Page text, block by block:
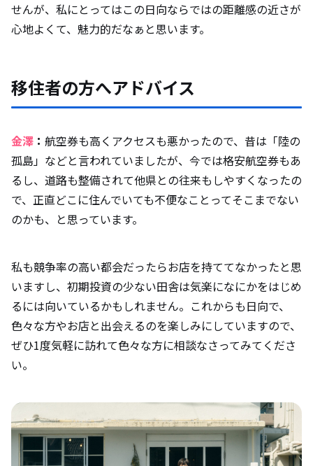
せんが、私にとってはこの日向ならではの距離感の近さが
心地よくて、魅力的だなぁと思います。
移住者の方へアドバイス
金澤 ： 航空券も高くアクセスも悪かったので、昔は「陸の
孤島」などと言われていましたが、今では格安航空券もあ
るし、道路も整備されて他県との往来もしやすくなったの
で、正直どこに住んでいても不便なことってそこまでない
のかも、と思っています。
私も競争率の高い都会だったらお店を持ててなかったと思
いますし、初期投資の少ない田舎は気楽になにかをはじめ
るには向いているかもしれません。これからも日向で、
色々な方やお店と出会えるのを楽しみにしていますので、
ぜひ1度気軽に訪れて色々な方に相談なさってみてくださ
い。